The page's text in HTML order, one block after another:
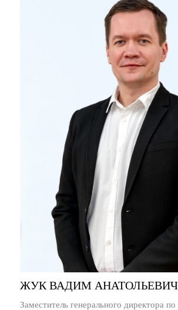
ЖУК ВАДИМ АНАТОЛЬЕВИЧ
Заместитель генерального директора